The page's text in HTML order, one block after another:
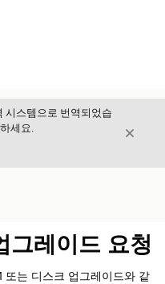
시스템으로 번역되었습
세요.
닫기
그레이드 요청
또는 디스크 업그레이드와 같